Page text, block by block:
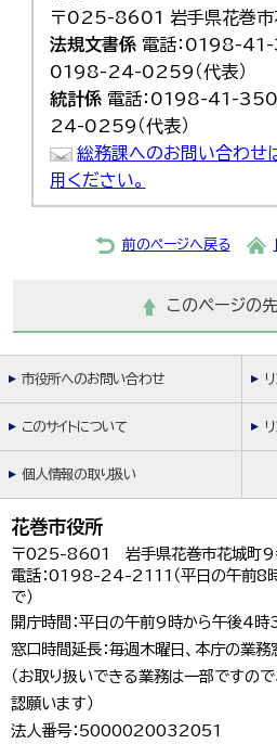
〒025-8601 岩手県花巻
法規文書係 電話：0198-41-
0198-24-0259（代表）
統計係 電話：0198-41-
24-0259（代表）
総務課へのお問い合わせ
用ください。
前のページへ戻る
このページの
市役所へのお問い合わせ
このサイトについて
個人情報の取り扱い
花巻市役所
〒025-8601 岩手県花巻市花城町
電話：0198-24-2111（平日の午前8
で）
開庁時間：平日の午前9時から午後4
窓口時間延長：毎週木曜日、本庁の業
（お取り扱いできる業務は一部ですの
認願います）
法人番号：5000020032051